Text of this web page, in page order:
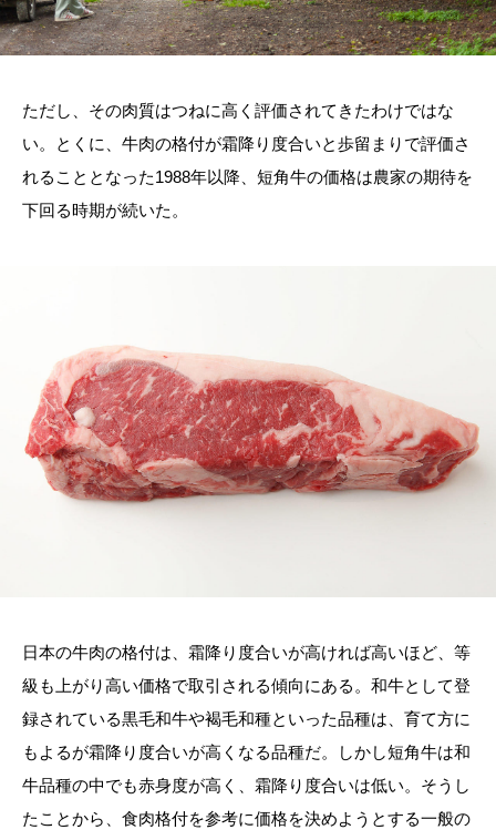
ただし、その肉質はつねに高く評価されてきたわけではな
い。とくに、牛肉の格付が霜降り度合いと歩留まりで評価さ
れることとなった1988年以降、短角牛の価格は農家の期待を
下回る時期が続いた。
日本の牛肉の格付は、霜降り度合いが高ければ高いほど、等
級も上がり高い価格で取引される傾向にある。和牛として登
録されている黒毛和牛や褐毛和種といった品種は、育て方に
もよるが霜降り度合いが高くなる品種だ。しかし短角牛は和
牛品種の中でも赤身度が高く、霜降り度合いは低い。そうし
たことから、食肉格付を参考に価格を決めようとする一般の